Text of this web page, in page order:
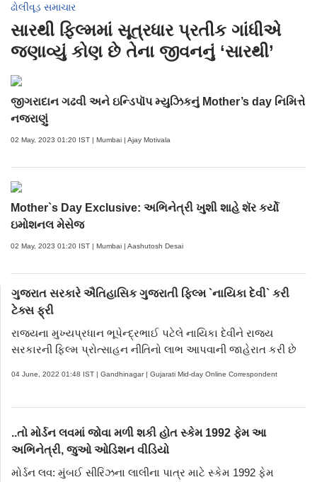
ઢોલીવૂડ સમાચાર
સારથી ફિલ્મમાં સૂત્રધાર પ્રતીક ગાંધીએ
જણાવ્યું કોણ છે તેના જીવનનું ‘સારથી’
જીગરાદાન ગઢવી અને ઇન્ડિપૉપ મ્યુઝિકનું Mother’s day નિમિત્તે
નજરાણું
02 May, 2023 01:20 IST | Mumbai | Ajay Motivala
Mother`s Day Exclusive: અભિનેત્રી ખુશી શાહે શૅર કર્યો
ઇમોશનલ મેસેજ
02 May, 2023 01:20 IST | Mumbai | Aashutosh Desai
ગુજરાત સરકારે ઐતિહાસિક ગુજરાતી ફિલ્મ `નાયિકા દેવી` કરી
ટેક્સ ફ્રી
રાજ્યના મુખ્યપ્રધાન ભૂપેન્દ્રભાઈ પટેલે નાયિકા દેવીને રાજ્ય
સરકારની ફિલ્મ પ્રોત્સાહન નીતિનો લાભ આપવાની જાહેરાત કરી છે
04 June, 2022 01:48 IST | Gandhinagar | Gujarati Mid-day Online Correspondent
..તો મોર્ડન લવમાં જોવા મળી શકી હોત સ્કેમ 1992 ફેમ આ
અભિનેત્રી, જુઓ ઓડિશન વીડિયો
મોર્ડન લવ: મુંબઈ સીરિઝના લાલીના પાત્ર માટે સ્કેમ 1992 ફેમ